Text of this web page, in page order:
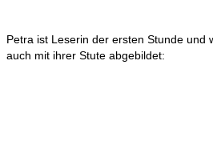
Petra ist Leserin der ersten Stunde und
auch mit ihrer Stute abgebildet: